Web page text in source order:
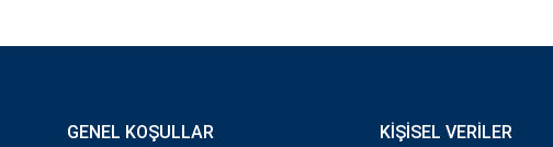
GENEL KOŞULLAR KIŞISEL VERILER